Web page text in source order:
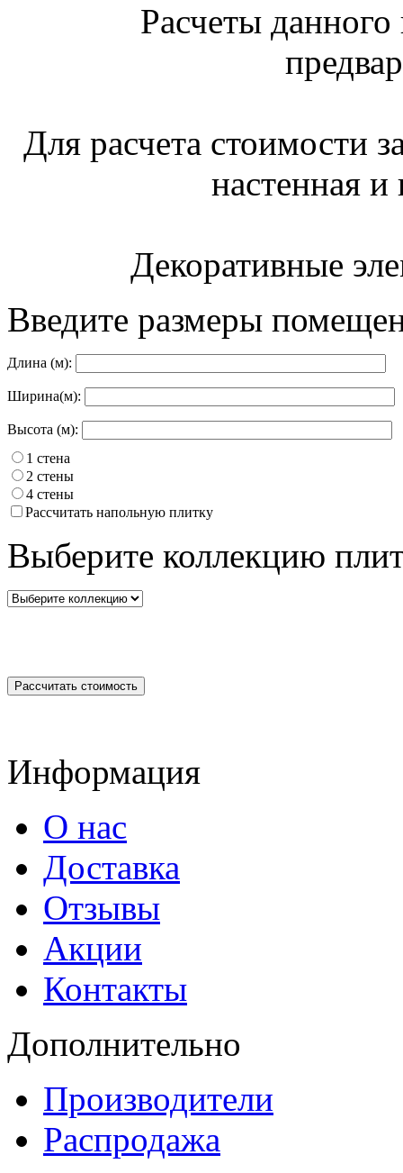
Расчеты данного
Для расчета стоимости
настенная и
Декоративные
Введите размеры
Длина (м):
Ширина(м):
Высота (м):
1 стена
2 стены
4 стены
Рассчитать напольную плитку
Выберите коллекцию
Информация
О нас
Доставка
Отзывы
Акции
Контакты
Дополнительно
Производители
Распродажа